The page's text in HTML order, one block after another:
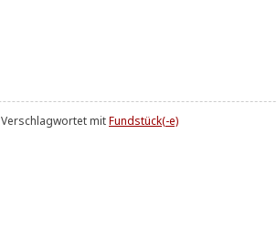
Verschlagwortet mitFundstück(-e)